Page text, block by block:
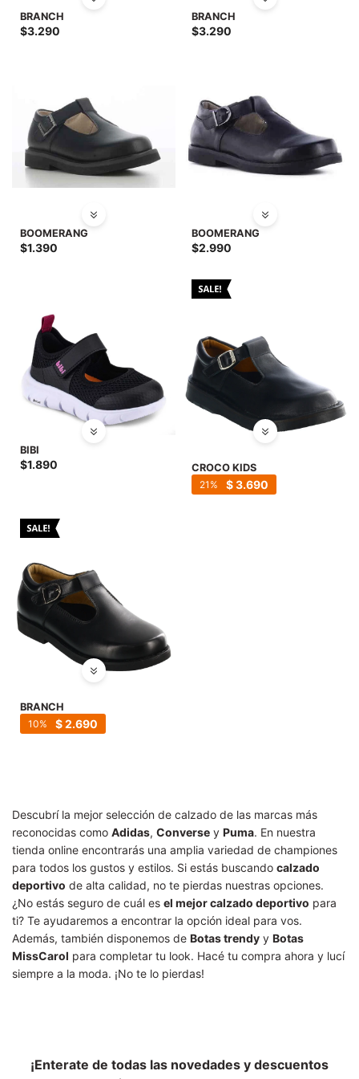
BRANCH
$3.290
BRANCH
$3.290
BOOMERANG
$1.390
BOOMERANG
$2.990
BIBI
$1.890 CROCO KIDS
$3.690
21
BRANCH
$2.690
10
Descubrí la mejor selección de calzado de las marcas más
reconocidas como Adidas, Converse y Puma. En nuestra
tienda online encontrarás una amplia variedad de championes
para todos los gustos y estilos. Si estás buscando calzado
deportivo de alta calidad, no te pierdas nuestras opciones.
¿No estás seguro de cuál es el mejor calzado deportivo para
ti? Te ayudaremos a encontrar la opción ideal para vos.
Además, también disponemos de Botas trendy y Botas
MissCarol para completar tu look. Hacé tu compra ahora y lucí
siempre a la moda. ¡No te lo pierdas!
¡Enterate de todas las novedades y descuentos